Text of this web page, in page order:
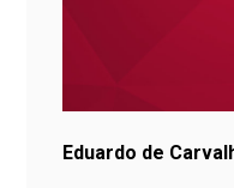
Eduardo de